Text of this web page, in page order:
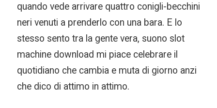
quando vede arrivare quattro conigli-becchini
neri venuti a prenderlo con una bara. E lo
stesso sento tra la gente vera, suono slot
machine download mi piace celebrare il
quotidiano che cambia e muta di giorno anzi
che dico di attimo in attimo.